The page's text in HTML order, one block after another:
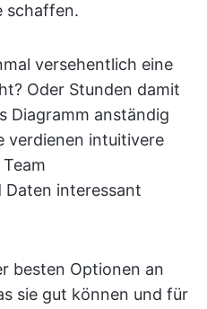
schaffen.
versehentlich eine
Oder Stunden damit
Diagramm anständig
verdienen intuitivere
Daten interessant
besten Optionen an
sie gut können und für